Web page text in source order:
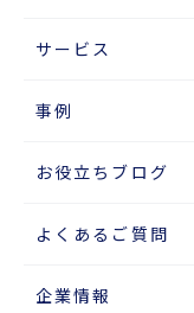
サービス
事例
お役立ちブログ
よくあるご質問
企業情報